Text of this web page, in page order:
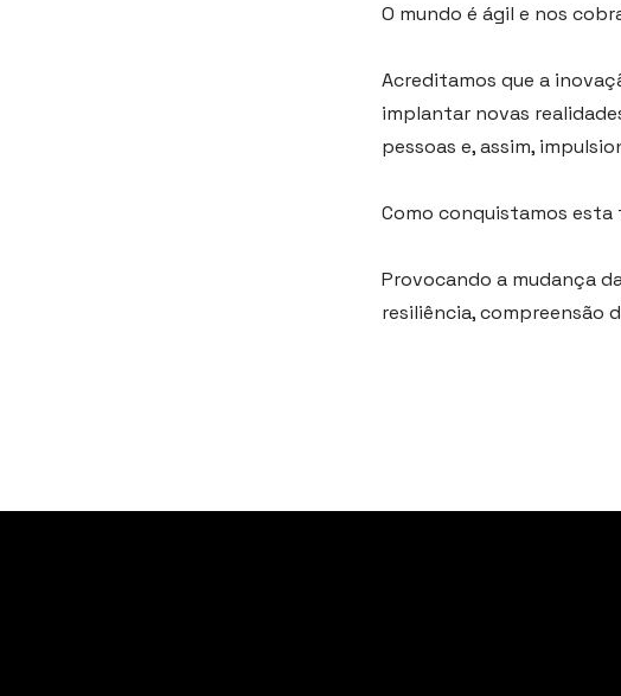
O mundo é ágil e nos
Acreditamos que a
implantar novas
pessoas e, assim,
Como conquistamos
Provocando a mudança
resiliência, compreensão